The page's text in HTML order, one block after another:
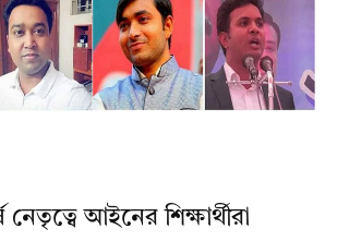
নেতৃত্বে আইনের শিক্ষার্থীরা